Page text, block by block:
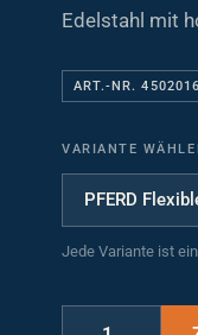
Edelstahl mit
ART.-NR.
VARIANTE
Jede Variante ist